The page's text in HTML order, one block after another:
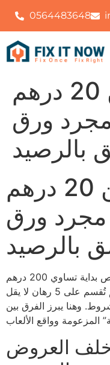
0564483648
كازينو أونلاين 20 درهم
ورق
بالرصيد
كازينو أونلاين 20 درهم
مجرد ورق
بالرصيد
اللاعبين الجدد يظنون أن 20 درهم بونص بداية تساوي 200 درهم
صافية، لكن الحقيقة هي أن 20 درهم تُقسم على 5 رهان لا يقل
وهنا يبرز الفرق بين
خلف العروض